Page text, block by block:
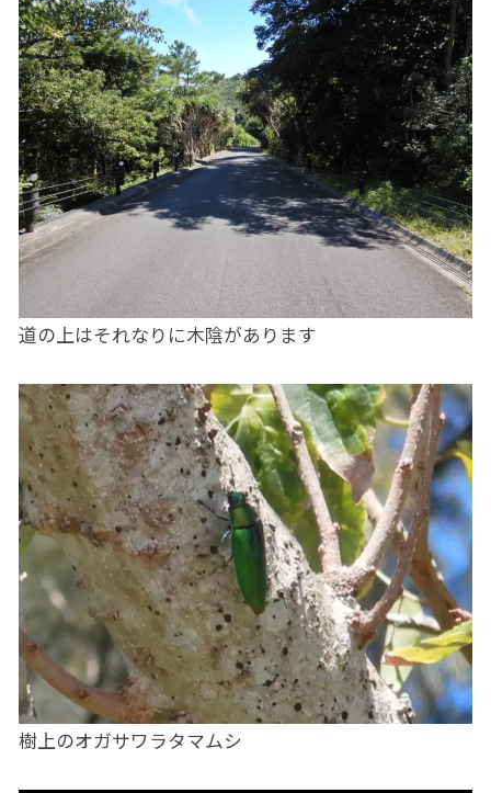
道の上はそれなりに木陰があります
樹上のオガサワラタマムシ